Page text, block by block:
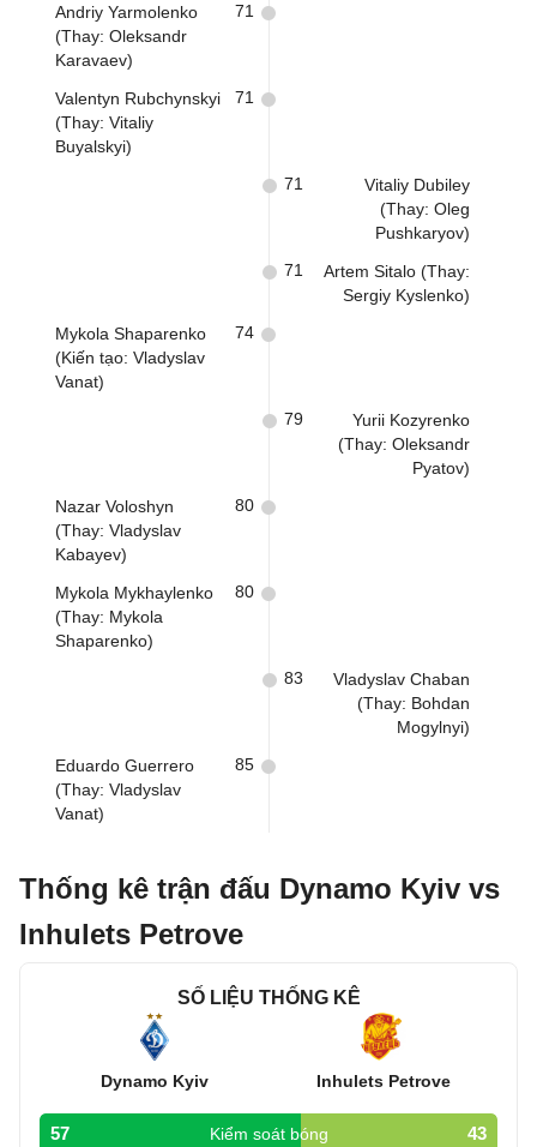
Andriy Yarmolenko
(Thay: Oleksandr
Karavaev)
71
Valentyn Rubchynskyi
(Thay: Vitaliy
Buyalskyi)
71
Vitaliy Dubiley
(Thay: Oleg
Pushkaryov)
71
Artem Sitalo (Thay:
Sergiy Kyslenko)
71
Mykola Shaparenko
(Kiến tạo: Vladyslav
Vanat)
74
Yurii Kozyrenko
(Thay: Oleksandr
Pyatov)
79
Nazar Voloshyn
(Thay: Vladyslav
Kabayev)
80
Mykola Mykhaylenko
(Thay: Mykola
Shaparenko)
80
Vladyslav Chaban
(Thay: Bohdan
Mogylnyi)
83
Eduardo Guerrero
(Thay: Vladyslav
Vanat)
85
Thống kê trận đấu Dynamo Kyiv vs
Inhulets Petrove
SỐ LIỆU THỐNG KÊ
Dynamo Kyiv Inhulets Petrove
57 Kiểm soát bóng 43